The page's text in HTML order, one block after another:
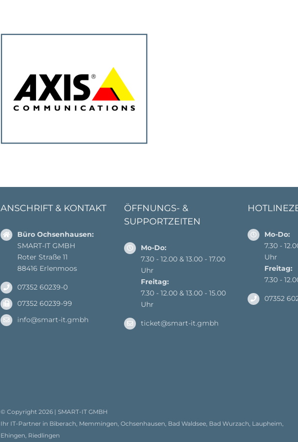
ANSCHRIFT & KONTAKT
Büro Ochsenhausen:
SMART-IT GMBH
Roter Straße 11
88416 Erlenmoos
07352 60239-0
07352 60239-99
info@smart-it.gmbh
ÖFFNUNGS- &
SUPPORTZEITEN
Mo-Do:
7.30 - 12.00 & 13.00 - 17.00
Uhr
Freitag:
7.30 - 12.00 & 13.00 - 15.00
Uhr
ticket@smart-it.gmbh
Mo-Do:
7.30 -
Uhr
Freitag:
7.30 -
07352
© Copyright2026 |SMART-IT GMBH
Ihr IT-Partner in Biberach, Memmingen, Ochsenhausen, Bad Waldsee, Bad Wurzach, Laupheim,
Ehingen, Riedlingen